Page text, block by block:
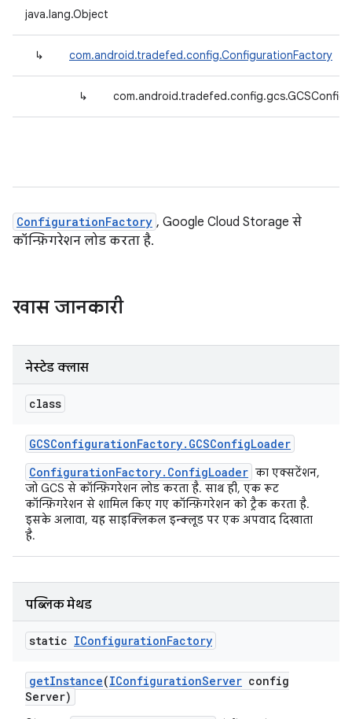
java.lang.Object
↳ com.android.tradefed.config.ConfigurationFactory
↳
ConfigurationFactory , Google Cloud Storage से
कॉन्फ़िगरेशन लोड करता है.
खास जानकारी
नेस्टेड क्लास
class
GCSConfigurationFactory. GCSConfigLoader
ConfigurationFactory.ConfigLoader का एक्सटेंशन,
जो GCS से कॉन्फ़िगरेशन लोड करता है. साथ ही, एक रूट
कॉन्फ़िगरेशन से शामिल किए गए कॉन्फ़िगरेशन को ट्रैक करता है.
इसके अलावा, यह साइक्लिकल इन्क्लूड पर एक अपवाद दिखाता
है.
पब्लिक मेथड
static IConfigurationFactory
getInstance(IConfigurationServer config
Server)